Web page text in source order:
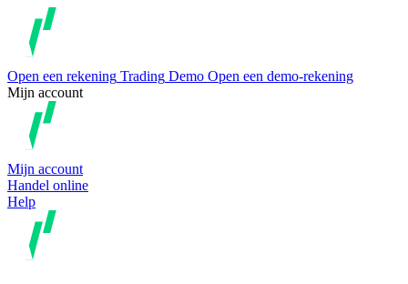
Open een rekening Trading Demo Open een demo-rekening
Mijn account
Mijn account
Handel online
Help